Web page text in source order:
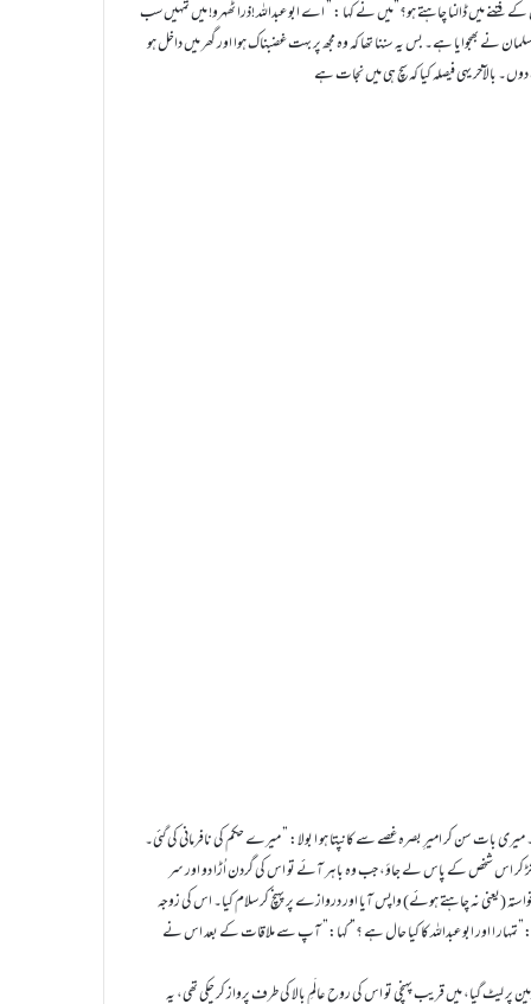
فتنے میں ڈالنا چاہتے ہو؟”میں نے کہا : ” اے ابو عبداللہ !ذرا ٹھہرو! میں تمہیں سب
نے بھجوایا ہے۔ بس یہ سننا تھا کہ وہ مجھ پر بہت غضبناک ہوا اور گھر میں داخل ہو
دوں۔ بالآخر یہی فیصلہ کیا کہ سچ ہی میں نجات ہے
بات سن کر امیرِ بصرہ غصے سے کانپتا ہو ا بولا: ” میرے حکم کی نافرمانی کی گئی۔
کر اس شخص کے پاس لے جاؤ، جب وہ باہر آئے تو اس کی گردن اُڑا دو اور سر
(یعنی نہ چاہتے ہوئے) واپس آیا اور دروازے پر پہنچ کر سلام کیا۔ اس کی زوجہ
ا اور ابو عبداللہ کا کیا حال ہے ؟” کہا:” آپ سے ملاقات کے بعد اس نے
گیا، میں قریب پہنچی تو اس کی روح عالَمِ بالا کی طرف پرواز کر چکی تھی، یہ